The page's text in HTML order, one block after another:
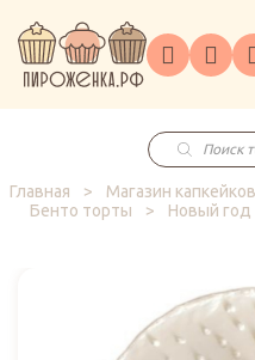
ГлавнаяКаталог
на
заказ
Поиск
товаров
Главная
> Магазин
Бенто торты
> Новый год